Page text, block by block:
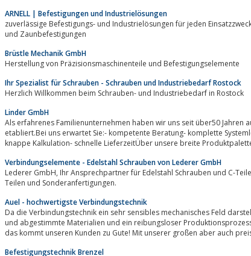
ARNELL | Befestigungen und Industrielösungen
zuverlässige Befestigungs- und Industrielösungen für jeden Einsatzzweck.
und Zaunbefestigungen
Brüstle Mechanik GmbH
Herstellung von Präzisionsmaschinenteile und Befestigungselemente
Ihr Spezialist für Schrauben - Schrauben und Industriebedarf Rostock
Herzlich Willkommen beim Schrauben- und Industriebedarf in Rostock
Linder GmbH
Als erfahrenes Familienunternehmen haben wir uns seit über50 Jahren
etabliert.Bei uns erwartet Sie:- kompetente Beratung- komplette
knappe Kalkulation- schnelle LieferzeitÜber unsere breite
Verbindungselemente - Edelstahl Schrauben von Lederer GmbH
Lederer GmbH, Ihr Ansprechpartner für Edelstahl Schrauben und C-Teile-Management. TÜV geprüfte Qualität bei allen DIN
Teilen und Sonderanfertigungen.
Auel - hochwertigste Verbindungstechnik
Da die Verbindungstechnik ein sehr sensibles mechanisches Feld darstellt, sollte an ihr nicht gespart werden! Hochwertige
und abgestimmte Materialien und ein reibungsloser
das kommt unseren Kunden zu Gute! Mit unserer großen aber auch
Befestigungstechnik Brenzel